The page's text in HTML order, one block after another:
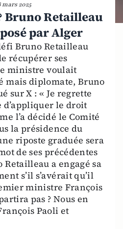
mars 2025
Bruno Retailleau
par Alger
Bruno Retailleau
récupérer ses
ministre voulait
mais diplomate, Bruno
sur X : « Je regrette
d’appliquer le droit
l’a décidé le Comité
la présidence du
riposte graduée sera
de ses précédentes
a engagé sa
s’il s’avérait qu’il
ministre François
pas ? Nous en
Paoli et